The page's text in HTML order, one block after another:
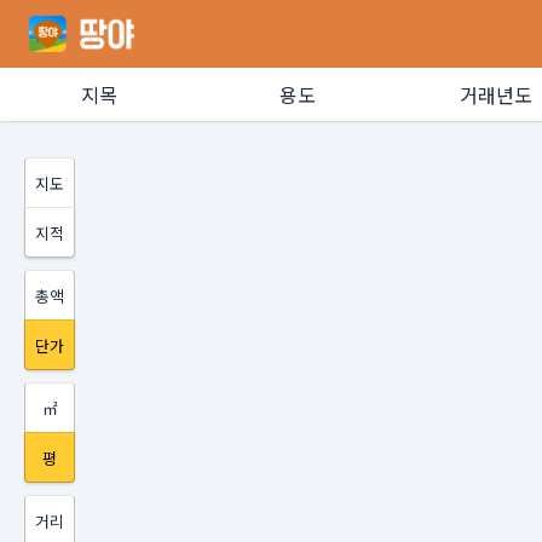
지목 용도 거래년도
지도
지적
총액
단가
㎡
평
거리